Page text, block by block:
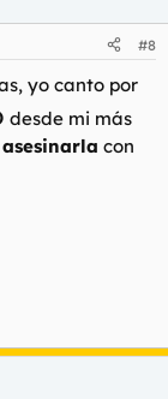
#8
yo canto por
desde mi más
asesinarla con